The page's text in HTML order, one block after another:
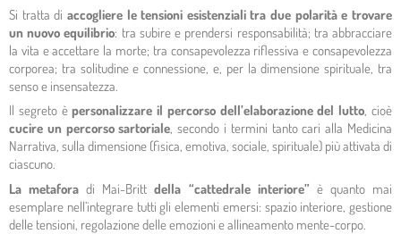
Si tratta di accogliere le tensioni esistenziali tra due polarità e trovare
un nuovo equilibrio: tra subire e prendersi responsabilità; tra abbracciare
la vita e accettare la morte; tra consapevolezza riflessiva e consapevolezza
corporea; tra solitudine e connessione, e, per la dimensione spirituale, tra
senso e insensatezza.
Il segreto èpersonalizzare il percorso dell’elaborazione del lutto, cioè
cucire un percorso sartoriale, secondo i termini tanto cari alla Medicina
Narrativa, sulla dimensione (fisica, emotiva, sociale, spirituale) più attivata di
ciascuno.
La metafora di Mai-Britt della “cattedrale interiore” è quanto mai
esemplare nell’integrare tutti gli elementi emersi: spazio interiore, gestione
delle tensioni, regolazione delle emozioni e allineamento mente-corpo.